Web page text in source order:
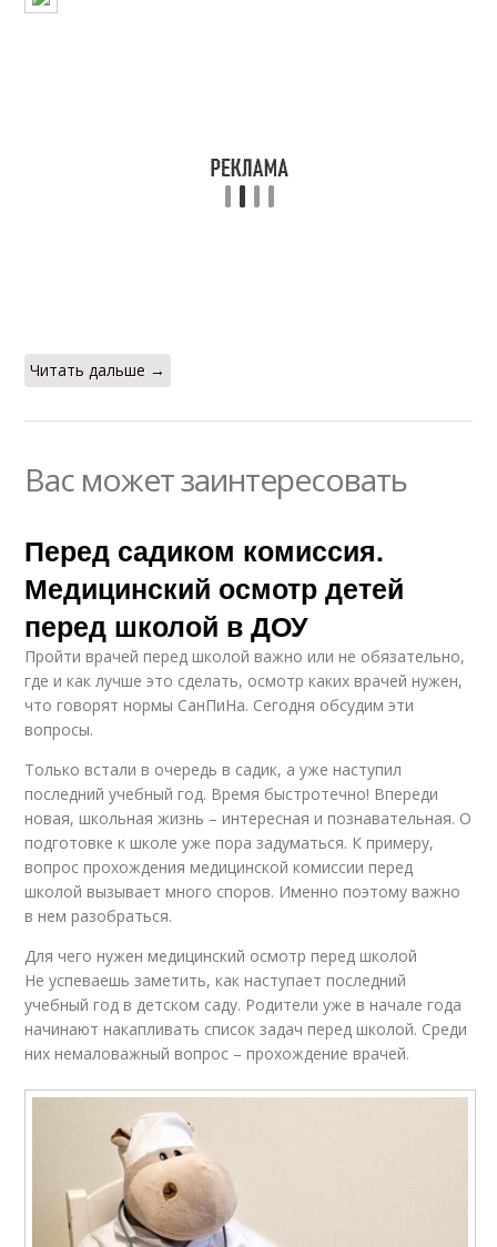
Читать дальше →
Вас может заинтересовать
Перед садиком комиссия.
Медицинский осмотр детей
перед школой в ДОУ
Пройти врачей перед школой важно или не обязательно,
где и как лучше это сделать, осмотр каких врачей нужен,
что говорят нормы СанПиНа. Сегодня обсудим эти
вопросы.
Только встали в очередь в садик, а уже наступил
последний учебный год. Время быстротечно! Впереди
новая, школьная жизнь – интересная и познавательная. О
подготовке к школе уже пора задуматься. К примеру,
вопрос прохождения медицинской комиссии перед
школой вызывает много споров. Именно поэтому важно
в нем разобраться.
Для чего нужен медицинский осмотр перед школой
Не успеваешь заметить, как наступает последний
учебный год в детском саду. Родители уже в начале года
начинают накапливать список задач перед школой. Среди
них немаловажный вопрос – прохождение врачей.